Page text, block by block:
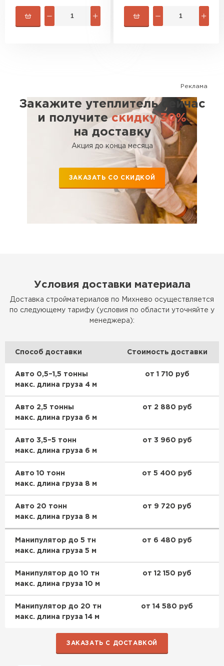
Реклама
Закажите утеплитель сейчас
и получитескидку 30%
на доставку
Акция до конца месяца
ЗАКАЗАТЬ СО СКИДКОЙ
Условия доставки материала
Доставка стройматериалов по Михнево осуществляется
по следующему тарифу (условия по области уточняйте у
менеджера):
Способ доставки Стоимость доставки
Авто 0,5–1,5 тонны
макс. длина груза 4 м
от 1 710 руб
Авто 2,5 тонны
макс. длина груза 6 м
от 2 880 руб
Авто 3,5–5 тонн
макс. длина груза 6 м
от 3 960 руб
Авто 10 тонн
макс. длина груза 8 м
от 5 400 руб
Авто 20 тонн
макс. длина груза 8 м
от 9 720 руб
Манипулятор до 5 тн
макс. длина груза 5 м
от 6 480 руб
Манипулятор до 10 тн
макс. длина груза 10 м
от 12 150 руб
Манипулятор до 20 тн
макс. длина груза 14 м
от 14 580 руб
ЗАКАЗАТЬ С ДОСТАВКОЙ